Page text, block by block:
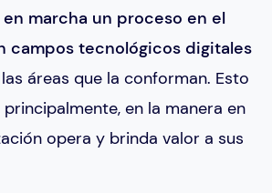
marcha un proceso en el
campos tecnológicos digitales
áreas que la conforman. Esto
en la manera en
opera y brinda valor a sus